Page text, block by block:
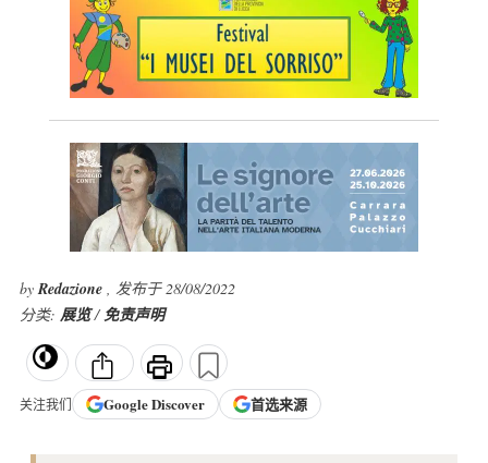
byRedazione , 发布于 28/08/2022
分类: 展览/免责声明
关注我们 GoogleDiscover 首选来源